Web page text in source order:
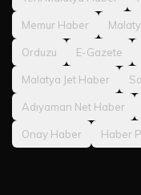
Memur Haber
Orduzu E-Gazete
Malatya Jet Haber
Adıyaman Net Haber
Onay Haber Haber